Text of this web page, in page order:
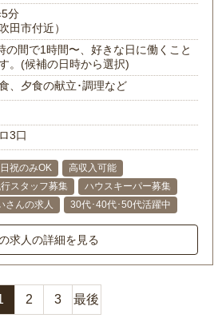
分
田市付近）
の間で1時間〜、好きな日に働くこと
。(候補の日時から選択)
、夕食の献立･調理など
3口
祝のみOK
高収入可能
スタッフ募集
ハウスキーパー募集
さんの求人 30代･40代･50代活躍中
求人の詳細を見る
2 3 最後